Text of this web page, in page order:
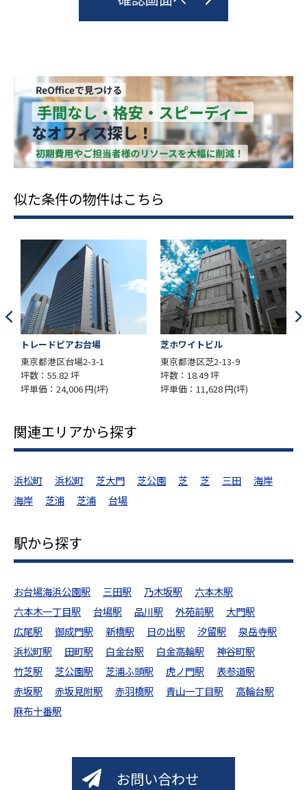
似た条件の物件はこちら
芝ホワイトビル
東京都港区芝2-13-9
坪数：18.49 坪
坪単価：11,628 円(坪)
岡家寿ビル
東京都港区芝浦1-7-14
坪数：62.95 坪
坪単価：13,000 円(坪)
関連エリアから探す
浜松町 浜松町 芝大門 芝公園 芝 芝 三田
海岸
海岸
芝浦 芝浦 台場
駅から探す
お台場海浜公園駅 三田駅 乃木坂駅
六本木駅
六本木一丁目駅
台場駅 品川駅 外苑前駅
大門駅
広尾駅
御成門駅 新橋駅 日の出駅 汐留駅
泉岳寺駅
浜松町駅
田町駅 白金台駅 白金高輪駅
神谷町駅
竹芝駅
芝公園駅 芝浦ふ頭駅 虎ノ門駅
表参道駅
赤坂駅
赤坂見附駅 赤羽橋駅 青山一丁目駅
高輪台駅
麻布十番駅
お問い合わせ